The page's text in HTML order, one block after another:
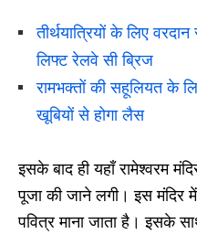
तीर्थयात्रियों के लिए
लिफ्ट रेलवे सी ब्रिज
रामभक्तों की सहूलियत के
खूबियों से होगा लैस
इसके बाद ही यहाँ रामेश्वरम
पूजा की जाने लगी। इस
पवित्र माना जाता है। इसके